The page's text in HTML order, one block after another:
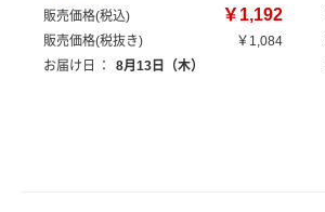
販売価格(税込) ￥1,192
販売価格(税抜き)
￥1,084
お届け日
： 8月13日（木）